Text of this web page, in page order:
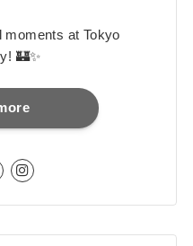
at Tokyo
🏰✨